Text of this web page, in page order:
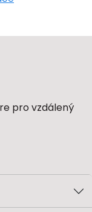
pro vzdálený